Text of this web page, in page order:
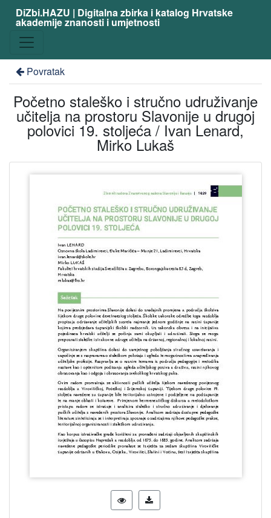
DiZbi.HAZU | Digitalna zbirka i katalog Hrvatske
akademije znanosti i umjetnosti
Povratak
Početno staleško i stručno udruživanje
učitelja na prostoru Slavonije u drugoj
polovici 19. stoljeća / Ivan Lenard,
Mirko Lukaš